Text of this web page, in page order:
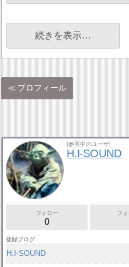
続きを表示…
プロフィール
[参照中のユーザ]
H.I-SOUND
フォロー
0
フ
登録ブログ
H.I-SOUND